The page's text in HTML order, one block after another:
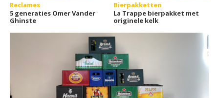
Reclames
5 generaties Omer Vander
Ghinste
Bierpakketten
La Trappe bierpakket met
originele kelk